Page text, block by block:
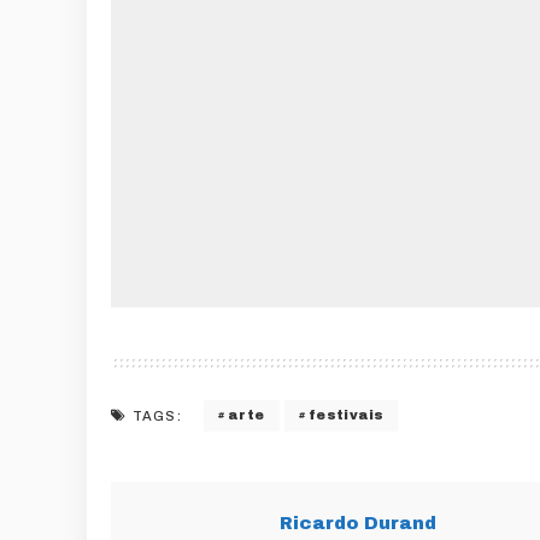
TAGS: arte festivais
Ricardo Durand